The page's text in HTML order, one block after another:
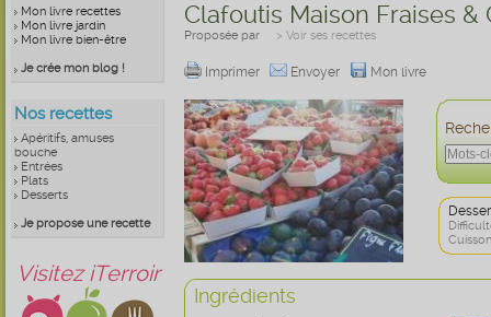
Mon livre recettes
Mon livre jardin
Mon livre bien-être
Je crée mon blog !
Nos recettes
Apéritifs, amuses
bouche
Entrées
Plats
Desserts
Je propose une recette
Visitez iTerroir
Clafoutis Maison Fraises &
Proposée par > Voir ses recettes
Imprimer Envoyer Mon livre
Ingrédients